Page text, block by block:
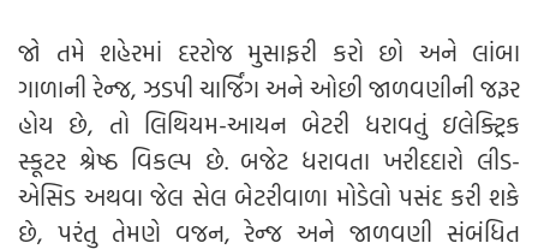
જો તમે શહેરમાં દરરોજ મુસાફરી કરો છો અને લાંબા
ગાળાની રેન્જ, ઝડપી ચાર્જિંગ અને ઓછી જાળવણીની જરૂર
હોય છે, તો લિથિયમ-આયન બેટરી ધરાવતું ઇલેક્ટ્રિક
સ્કૂટર શ્રેષ્ઠ વિકલ્પ છે. બજેટ ધરાવતા ખરીદદારો લીડ-
એસિડ અથવા જેલ સેલ બેટરીવાળા મોડેલો પસંદ કરી શકે
છે, પરંતુ તેમણે વજન, રેન્જ અને જાળવણી સંબંધિત